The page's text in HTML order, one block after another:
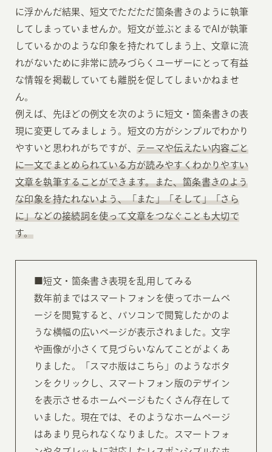
に浮かんだ結果、短文でただただ箇条書きのように執筆
してしまっていませんか。短文が並ぶとまるでAIが執筆
しているかのような印象を持たれてしまう上、文章に流
れがないために非常に読みづらくユーザーにとって有益
な情報を掲載していても離脱を促してしまいかねませ
ん。
例えば、先ほどの例文を次のように短文・箇条書きの表
現に変更してみましょう。短文の方がシンプルでわかり
やすいと思われがちですが、 テーマや伝えたい内容ごと
に一文でまとめられている方が読みやすくわかりやすい
文章を執筆することができます。また、箇条書きのよう
な印象を持たれないよう、「また」「そして」「さら
に」などの接続詞を使って文章をつなぐことも大切で
す。
■短文・箇条書き表現を乱用してみる
数年前まではスマートフォンを使ってホームペ
ージを閲覧すると、パソコンで閲覧したかのよ
うな横幅の広いページが表示されました。文字
や画像が小さくて見づらいなんてことがよくあ
りました。「スマホ版はこちら」のようなボタ
ンをクリックし、スマートフォン版のデザイン
を表示させるホームページもたくさん存在して
いました。現在では、そのようなホームページ
はあまり見られなくなりました。スマートフォ